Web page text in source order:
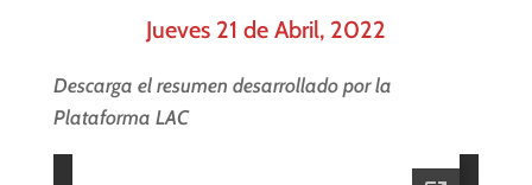
Jueves 21 de Abril, 2022
Descarga el resumen desarrollado por la
Plataforma LAC